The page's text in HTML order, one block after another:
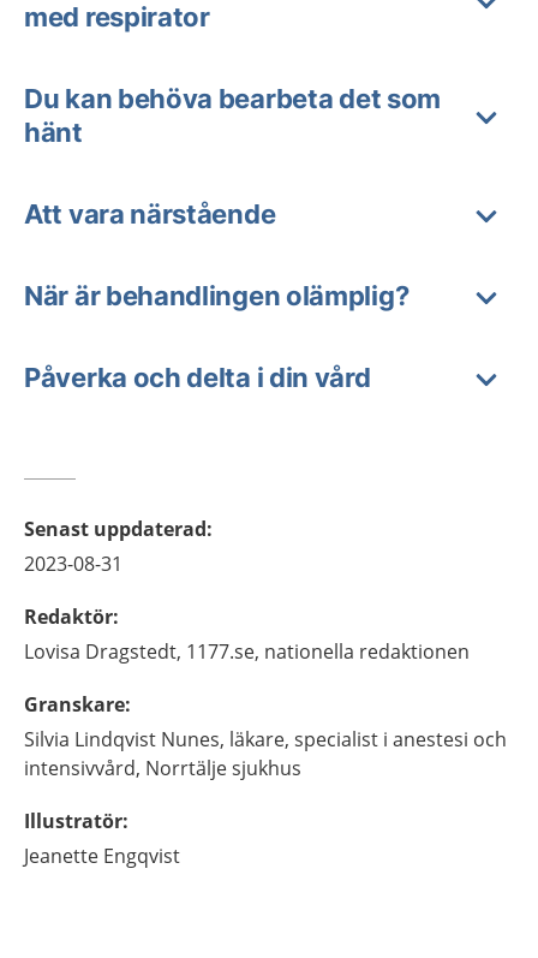
med respirator
Du kan behöva bearbeta det som
hänt
Att vara närstående
När är behandlingen olämplig?
Påverka och delta i din vård
Senast uppdaterad:
2023-08-31
Redaktör:
Lovisa Dragstedt, 1177.se, nationella redaktionen
Granskare:
Silvia Lindqvist Nunes, läkare, specialist i anestesi och
intensivvård, Norrtälje sjukhus
Illustratör:
Jeanette Engqvist